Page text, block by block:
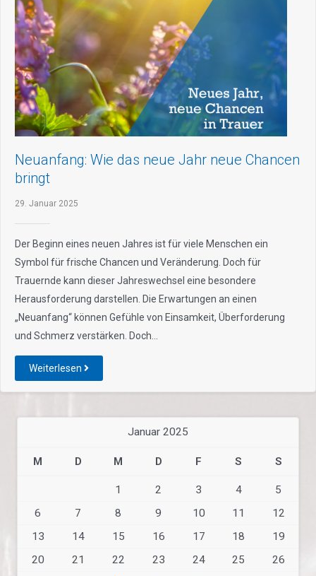
Neuanfang: Wie das neue Jahr neue Chancen
bringt
29. Januar 2025
Der Beginn eines neuen Jahres ist für viele Menschen ein
Symbol für frische Chancen und Veränderung. Doch für
Trauernde kann dieser Jahreswechsel eine besondere
Herausforderung darstellen. Die Erwartungen an einen
„Neuanfang“ können Gefühle von Einsamkeit, Überforderung
und Schmerz verstärken. Doch…
Weiterlesen
Januar 2025
M D M D F S S
1 2 3 4
5
6
7 8 9 10 11
12
13
14 15 16 17 18
19
20
21 22 23 24 25
26